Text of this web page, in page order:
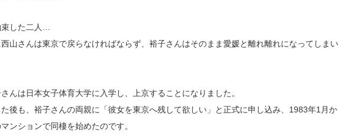
した二人…
山さんは東京で戻らなければならず、裕子さんはそのまま愛媛と離れ離れになってしまい
んは日本女子体育大学に入学し、上京することになりました。
後も、裕子さんの両親に「彼女を東京へ残して欲しい」と正式に申し込み、1983年1月か
ンションで同棲を始めたのです。